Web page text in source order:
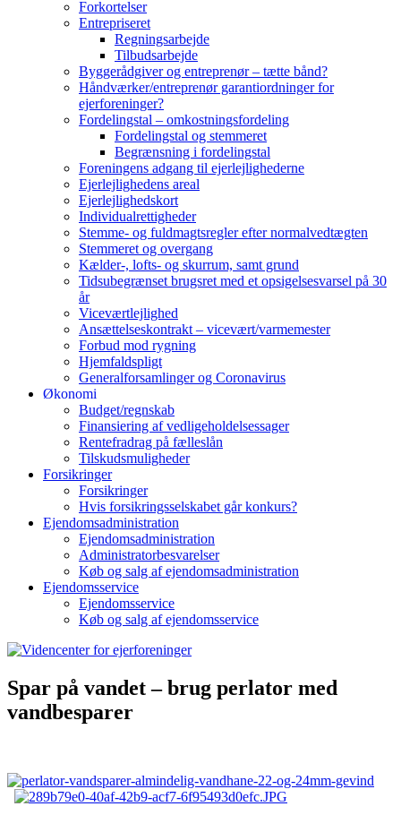
Forkortelser
Entrepriseret
Regningsarbejde
Tilbudsarbejde
Byggerådgiver og entreprenør – tætte bånd?
Håndværker/entreprenør garantiordninger for
ejerforeninger?
Fordelingstal – omkostningsfordeling
Fordelingstal og stemmeret
Begrænsning i fordelingstal
Foreningens adgang til ejerlejlighederne
Ejerlejlighedens areal
Ejerlejlighedskort
Individualrettigheder
Stemme- og fuldmagtsregler efter normalvedtægten
Stemmeret og overgang
Kælder-, lofts- og skurrum, samt grund
Tidsubegrænset brugsret med et opsigelsesvarsel på 30
år
Viceværtlejlighed
Ansættelseskontrakt – vicevært/varmemester
Forbud mod rygning
Hjemfaldspligt
Generalforsamlinger og Coronavirus
Økonomi
Budget/regnskab
Finansiering af vedligeholdelsessager
Rentefradrag på fælleslån
Tilskudsmuligheder
Forsikringer
Forsikringer
Hvis forsikringsselskabet går konkurs?
Ejendomsadministration
Ejendomsadministration
Administratorbesvarelser
Køb og salg af ejendomsadministration
Ejendomsservice
Ejendomsservice
Køb og salg af ejendomsservice
Spar på vandet – brug perlator med
vandbesparer